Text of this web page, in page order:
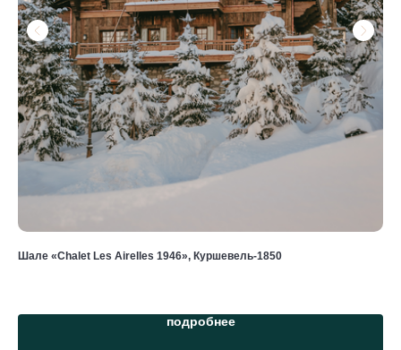
Шале «Chalet Les Airelles 1946», Куршевель-1850
подробнее